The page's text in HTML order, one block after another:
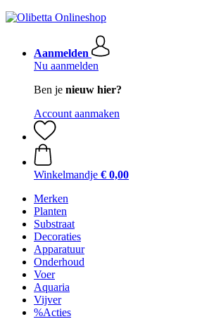
Aanmelden
Nu aanmelden
Ben je nieuw hier?
Account aanmaken
Winkelmandje € 0,00
Merken
Planten
Substraat
Decoraties
Apparatuur
Onderhoud
Voer
Aquaria
Vijver
%Acties